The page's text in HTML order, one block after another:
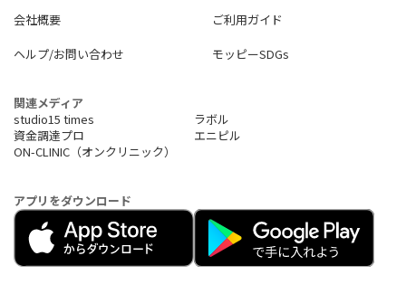
会社概要
ご利用ガイド
ヘルプ/お問い合わせ
モッピーSDGs
関連メディア
studio15 times
ラボル
資金調達プロ
エニピル
ON-CLINIC（オンクリニック）
アプリをダウンロード